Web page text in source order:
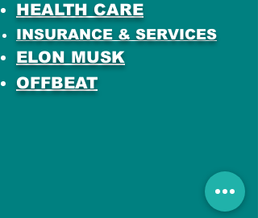
HEALTH CARE
INSURANCE & SERVICES
ELON MUSK
OFFBEAT